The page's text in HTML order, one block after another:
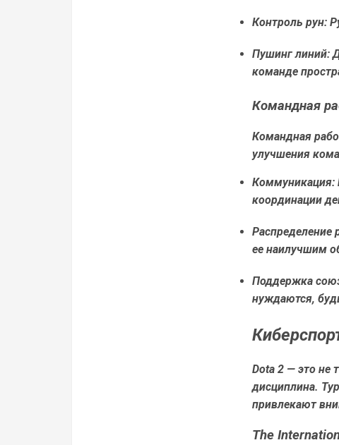
Контроль рун:
Пушинг линий:
команде
Командная
Командная
улучшения
Коммуникация:
координации
Распределение
ее наилучшим
Поддержка
нуждаются,
Dota 2 — это не
дисциплина.
привлекают
The